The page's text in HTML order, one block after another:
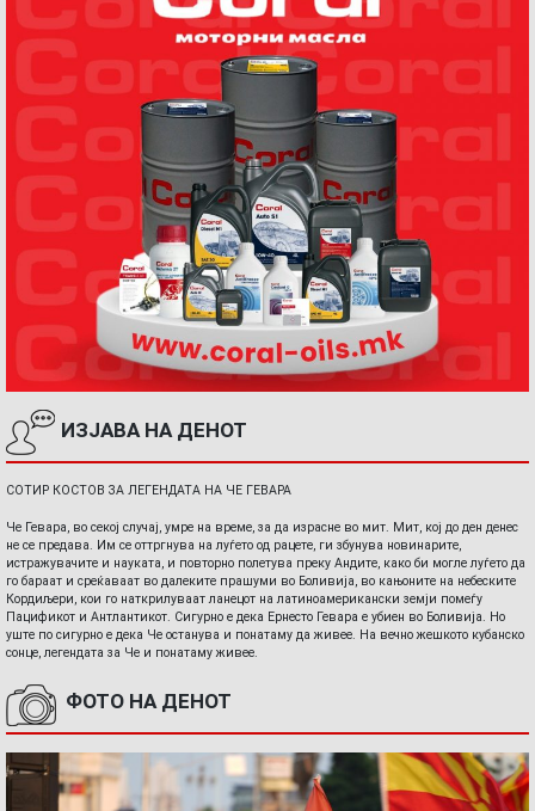
ИЗЈАВА НА ДЕНОТ
СОТИР КОСТОВ ЗА ЛЕГЕНДАТА НА ЧЕ ГЕВАРА
Че Гевара, во секој случај, умре на време, за да израсне во мит. Мит, кој до ден денес
не се предава. Им се оттргнува на луѓето од рацете, ги збунува новинарите,
истражувачите и науката, и повторно полетува преку Андите, како би могле луѓето да
го бараат и среќаваат во далеките прашуми во Боливија, во кањоните на небеските
Кордиљери, кои го наткрилуваат ланецот на латиноамерикански земји помеѓу
Пацификот и Антлантикот. Сигурно е дека Ернесто Гевара е убиен во Боливија. Но
уште по сигурно е дека Че останува и понатаму да живее. На вечно жешкото кубанско
сонце, легендата за Че и понатаму живее.
ФОТО НА ДЕНОТ